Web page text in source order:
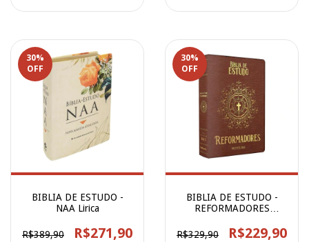
30%
OFF
BIBLIA DE ESTUDO -
NAA Lirica
R$389,90 R$271,90
30%
OFF
BIBLIA DE ESTUDO -
REFORMADORES
R$329,90
R$229,90